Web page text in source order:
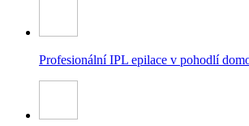
Profesionální IPL epilace v pohodlí